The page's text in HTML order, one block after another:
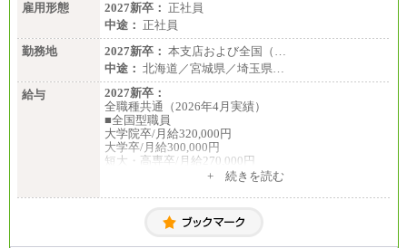
雇用形態
2027新卒： 正社員
中途： 正社員
勤務地
2027新卒： 本支店および全国（…
中途： 北海道／宮城県／埼玉県…
給与
2027新卒：
全職種共通（2026年4月実績）
■全国型職員
大学院卒/月給320,000円
大学卒/月給300,000円
短大・高専卒/月給270,000円
大学院卒/月給256,000円～288,000円
大学卒/月給240,000円～270,000円
短大・高専卒/月給216,000円～243,000円
+ 続きを読む